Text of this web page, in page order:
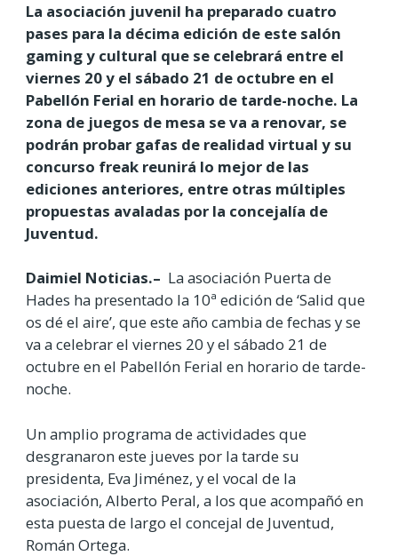
La asociación juvenil ha preparado cuatro
pases para la décima edición de este salón
gaming y cultural que se celebrará entre el
viernes 20 y el sábado 21 de octubre en el
Pabellón Ferial en horario de tarde-noche. La
zona de juegos de mesa se va a renovar, se
podrán probar gafas de realidad virtual y su
concurso freak reunirá lo mejor de las
ediciones anteriores, entre otras múltiples
propuestas avaladas por la concejalía de
Juventud.
Daimiel Noticias.– La asociación Puerta de
Hades ha presentado la 10ª edición de ‘Salid que
os dé el aire’, que este año cambia de fechas y se
va a celebrar el viernes 20 y el sábado 21 de
octubre en el Pabellón Ferial en horario de tarde-
noche.
Un amplio programa de actividades que
desgranaron este jueves por la tarde su
presidenta, Eva Jiménez, y el vocal de la
asociación, Alberto Peral, a los que acompañó en
esta puesta de largo el concejal de Juventud,
Román Ortega.